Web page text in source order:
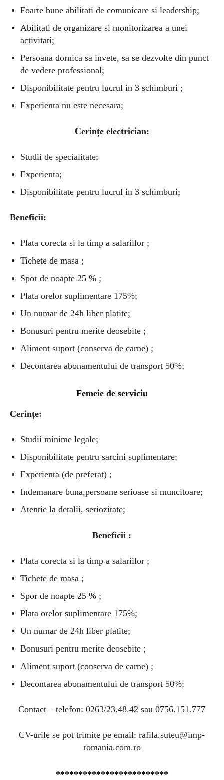
Foarte bune abilitati de comunicare si leadership;
Abilitati de organizare si monitorizarea a unei
activitati;
Persoana dornica sa invete, sa se dezvolte din punct
de vedere professional;
Disponibilitate pentru lucrul in 3 schimburi ;
Experienta nu este necesara;
Cerințe electrician:
Studii de specialitate;
Experienta;
Disponibilitate pentru lucrul in 3 schimburi;
Beneficii:
Plata corecta si la timp a salariilor ;
Tichete de masa ;
Spor de noapte 25 % ;
Plata orelor suplimentare 175%;
Un numar de 24h liber platite;
Bonusuri pentru merite deosebite ;
Aliment suport (conserva de carne) ;
Decontarea abonamentului de transport 50%;
Femeie de serviciu
Cerințe:
Studii minime legale;
Disponibilitate pentru sarcini suplimentare;
Experienta (de preferat) ;
Indemanare buna,persoane serioase si muncitoare;
Atentie la detalii, seriozitate;
Beneficii :
Plata corecta si la timp a salariilor ;
Tichete de masa ;
Spor de noapte 25 % ;
Plata orelor suplimentare 175%;
Un numar de 24h liber platite;
Bonusuri pentru merite deosebite ;
Aliment suport (conserva de carne) ;
Decontarea abonamentului de transport 50%;
Contact – telefon: 0263/23.48.42 sau 0756.151.777
CV-urile se pot trimite pe email: rafila.suteu@imp-
romania.com.ro
*************************